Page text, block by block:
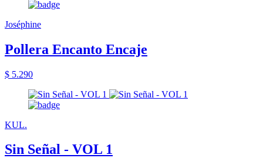
Joséphine
Pollera Encanto Encaje
$ 5.290
KUL.
Sin Señal - VOL 1